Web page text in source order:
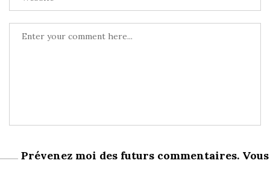
Prévenez moi des futurs commentaires. Vous